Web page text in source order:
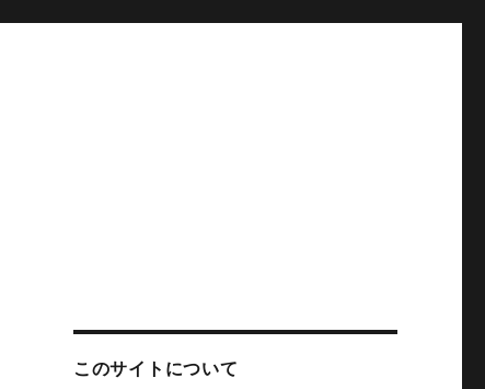
このサイトについて